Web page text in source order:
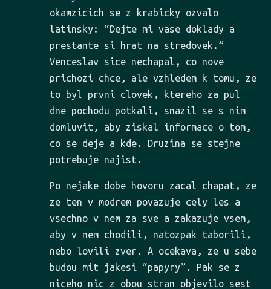
okamzicich se z krabicky ozvalo
latinsky: “Dejte mi vase doklady a
prestante si hrat na stredovek.”
Venceslav sice nechapal, co nove
prichozi chce, ale vzhledem k tomu, ze
to byl prvni clovek, ktereho za pul
dne pochodu potkali, snazil se s nim
domluvit, aby ziskal informace o tom,
co se deje a kde. Druzina se stejne
potrebuje najist.
Po nejake dobe hovoru zacal chapat, ze
ze ten v modrem povazuje cely les a
vsechno v nem za sve a zakazuje vsem,
aby v nem chodili, natozpak taborili,
nebo lovili zver. A ocekava, ze u sebe
budou mit jakesi “papyry”. Pak se z
niceho nic z obou stran objevilo sest